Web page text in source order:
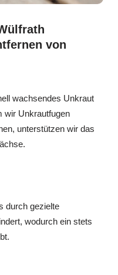
von
wachsendes Unkraut
wir Unkrautfugen
unterstützen wir das
durch gezielte
wodurch ein stets